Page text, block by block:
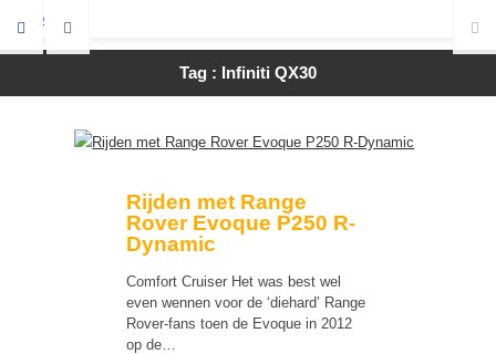
Tag : Infiniti QX30
Rijden met Range
Rover Evoque P250 R-
Dynamic
Comfort Cruiser Het was best wel
even wennen voor de ‘diehard’ Range
Rover-fans toen de Evoque in 2012
op de…